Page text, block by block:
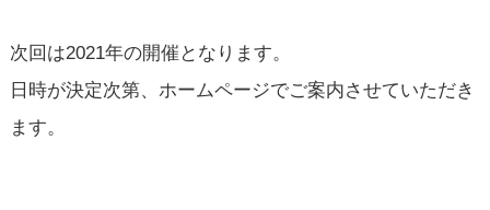
次回は2021年の開催となります。
日時が決定次第、ホームページでご案内させていただき
ます。